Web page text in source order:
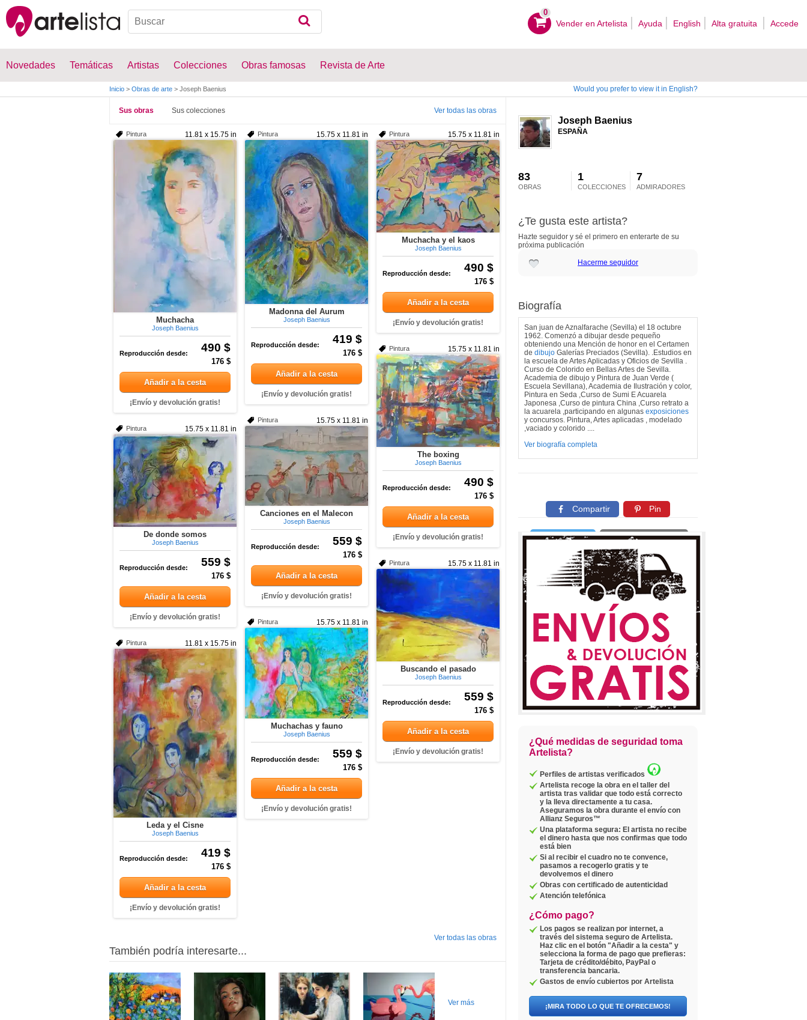
0
Vender en Artelista Ayuda English Alta gratuita Accede
Novedades Temáticas Artistas Colecciones Obras famosas Revista de Arte
Inicio > Obras de arte > Joseph Baenius Would you prefer to view it in English?
Joseph Baenius
ESPAÑA
83
OBRAS
1
COLECCIONES
7
ADMIRADORES
¿Te gusta este artista?
Hazte seguidor y sé el primero en enterarte de su
próxima publicación
Hacerme seguidor
Biografía
San juan de Aznalfarache (Sevilla) el 18 octubre
1962. Comenzó a dibujar desde pequeño
obteniendo una Mención de honor en el Certamen
de dibujo Galerías Preciados (Sevilla). .Estudios en
la escuela de Artes Aplicadas y Oficios de Sevilla .
Curso de Colorido en Bellas Artes de Sevilla.
Academia de dibujo y Pintura de Juan Verde (
Escuela Sevillana), Academia de Ilustración y color,
Pintura en Seda ,Curso de Sumi E Acuarela
Japonesa ,Curso de pintura China ,Curso retrato a
la acuarela ,participando en algunas exposiciones
y concursos. Pintura, Artes aplicadas , modelado
,vaciado y colorido ....
Ver biografía completa
Compartir Pin
Twittear Copiar enlace
¿Qué medidas de seguridad toma
Artelista?
Perfiles de artistas verificados
Artelista recoge la obra en el taller del
artista tras validar que todo está correcto
y la lleva directamente a tu casa.
Aseguramos la obra durante el envío con
Allianz Seguros™
Una plataforma segura: El artista no recibe
el dinero hasta que nos confirmas que todo
está bien
Si al recibir el cuadro no te convence,
pasamos a recogerlo gratis y te
devolvemos el dinero
Obras con certificado de autenticidad
Atención telefónica
¿Cómo pago?
Los pagos se realizan por internet, a
través del sistema seguro de Artelista.
Haz clic en el botón "Añadir a la cesta" y
selecciona la forma de pago que prefieras:
Tarjeta de crédito/débito, PayPal o
transferencia bancaria.
Gastos de envío cubiertos por Artelista
¡MIRA TODO LO QUE TE OFRECEMOS!
Sus obras Sus colecciones Ver todas las obras
11.81 x 15.75 in
Pintura
Muchacha
Joseph Baenius
490 $
Reproducción desde:
176 $
Añadir a la cesta
¡Envío y devolución gratis!
15.75 x 11.81 in
Pintura
Madonna del Aurum
Joseph Baenius
419 $
Reproducción desde:
176 $
Añadir a la cesta
¡Envío y devolución gratis!
15.75 x 11.81 in
Pintura
Muchacha y el kaos
Joseph Baenius
490 $
Reproducción desde:
176 $
Añadir a la cesta
¡Envío y devolución gratis!
15.75 x 11.81 in
Pintura
The boxing
Joseph Baenius
490 $
Reproducción desde:
176 $
Añadir a la cesta
¡Envío y devolución gratis!
15.75 x 11.81 in
Pintura
Canciones en el Malecon
Joseph Baenius
559 $
Reproducción desde:
176 $
Añadir a la cesta
¡Envío y devolución gratis!
15.75 x 11.81 in
Pintura
De donde somos
Joseph Baenius
559 $
Reproducción desde:
176 $
Añadir a la cesta
¡Envío y devolución gratis!
15.75 x 11.81 in
Pintura
Buscando el pasado
Joseph Baenius
559 $
Reproducción desde:
176 $
Añadir a la cesta
¡Envío y devolución gratis!
15.75 x 11.81 in
Pintura
Muchachas y fauno
Joseph Baenius
559 $
Reproducción desde:
176 $
Añadir a la cesta
¡Envío y devolución gratis!
11.81 x 15.75 in
Pintura
Leda y el Cisne
Joseph Baenius
419 $
Reproducción desde:
176 $
Añadir a la cesta
¡Envío y devolución gratis!
Ver todas las obras
También podría interesarte...
Ver más